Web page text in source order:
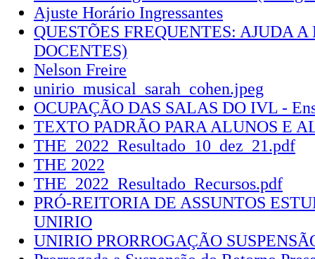
Ajuste Horário Ingressantes
QUESTÕES FREQUENTES: AJUDA A
DOCENTES)
Nelson Freire
unirio_musical_sarah_cohen.jpeg
OCUPAÇÃO DAS SALAS DO IVL -
TEXTO PADRÃO PARA ALUNOS E
THE_2022_Resultado_10_dez_21.pdf
THE 2022
THE_2022_Resultado_Recursos.pdf
PRÓ-REITORIA DE ASSUNTOS
UNIRIO
UNIRIO PRORROGAÇÃO